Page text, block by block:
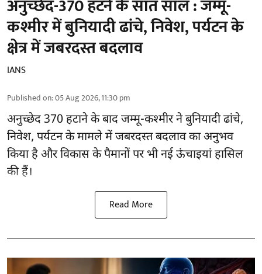
अनुच्छेद-370 हटने के सात साल : जम्मू-
कश्मीर में बुनियादी ढांचे, निवेश, पर्यटन के
क्षेत्र में जबरदस्त बदलाव
IANS
Published on:05 Aug 2026, 11:30 pm
अनुच्छेद 370 हटाने के बादजम्मू-कश्मीर ने बुनियादी ढांचे,
निवेश, पर्यटन के मामले में जबरदस्त बदलाव का अनुभव
किया है और विकास के पैमानों पर भी नई ऊंचाइयां हासिल
की हैं।
Read More